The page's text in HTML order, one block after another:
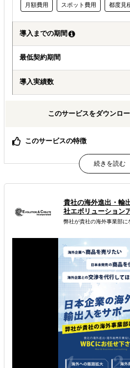
月額費用 スポット費用 都度見
導入までの期間
最低契約期間
導入実績数
このサービスをダウンロ
このサービスの特徴
ターゲットメディアに直接アプ
サービス
属するジャンル
海外市場調査・マーケティング 海
解決できる課題
有効なプロモーション方法を探している
オンラインで販路開拓したい
貴社の海外進出・輸
社エボリューション
弊社が貴社の海外事業部に